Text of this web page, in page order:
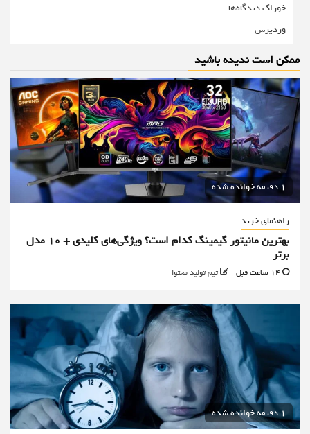
خوراک دیدگاه‌ها
وردپرس
ممکن است ندیده باشید
1 دقیقه خوانده شده
راهنمای خرید
بهترین مانیتور گیمینگ کدام است؟ ویژگی‌های کلیدی + 10 مدل
برتر
تیم تولید محتوا
1 دقیقه خوانده شده